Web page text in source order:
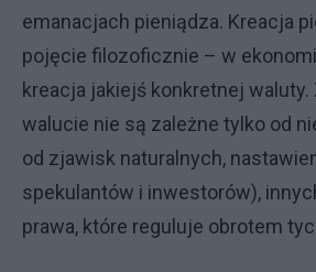
emanacjach pieniądza. Kreacja
pojęcie filozoficznie – w
kreacja jakiejś konkretnej waluty.
walucie nie są zależne tylko od
od zjawisk naturalnych,
spekulantów i inwestorów),
prawa, które reguluje obrotem